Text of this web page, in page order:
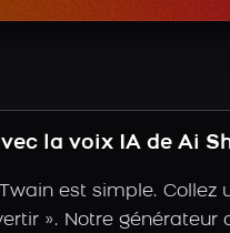
la voix IA de Ai
est simple.
». Notre